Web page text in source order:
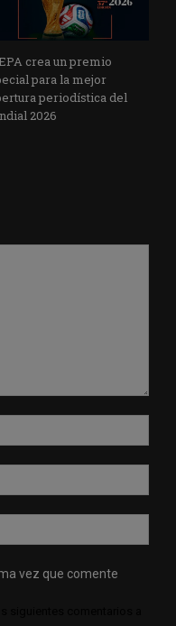
crea un premio
para la mejor
periodística del
2026
web:
vez que comente